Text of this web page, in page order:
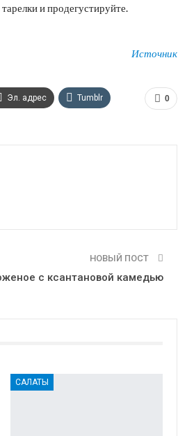
и продегустируйте.
Источник
0
Эл. адрес Tumblr
НОВЫЙ ПОСТ
с ксантановой камедью
САЛАТЫ